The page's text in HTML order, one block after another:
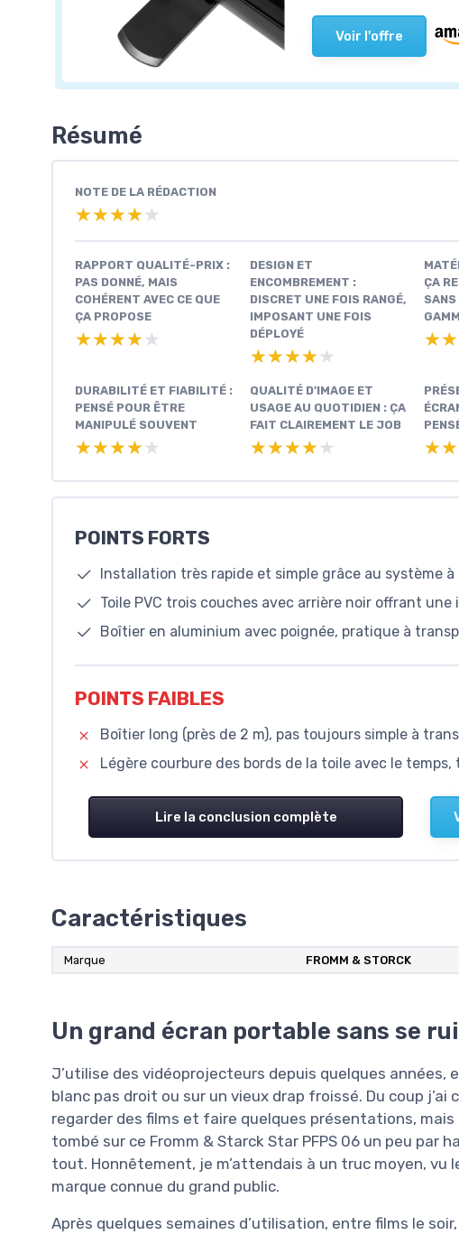
Voir l'offre
Résumé
NOTE DE LA RÉDACTION
★★★★★
★★★★★
RAPPORT QUALITÉ-PRIX :
PAS DONNÉ, MAIS
COHÉRENT AVEC CE QUE
ÇA PROPOSE
★★★★★
★★★★★
DESIGN ET
ENCOMBREMENT :
DISCRET UNE FOIS RANGÉ,
IMPOSANT UNE FOIS
DÉPLOYÉ
★★★★★
★★★★★
ÇA
DURABILITÉ ET FIABILITÉ :
PENSÉ POUR ÊTRE
MANIPULÉ SOUVENT
★★★★★
★★★★★
QUALITÉ D’IMAGE ET
USAGE AU QUOTIDIEN : ÇA
FAIT CLAIREMENT LE JOB
★★★★★
★★★★★
POINTS FORTS
Installation très rapide et simple grâce au système
Toile PVC trois couches avec arrière noir offrant une
Boîtier en aluminium avec poignée, pratique à
POINTS FAIBLES
Boîtier long (près de 2 m), pas toujours simple à
Légère courbure des bords de la toile avec le
Lire la conclusion complète
Caractéristiques
Marque FROMM & STORCK
Un grand écran portable sans se
J’utilise des vidéoprojecteurs depuis quelques années,
blanc pas droit ou sur un vieux drap froissé. Du coup
regarder des films et faire quelques présentations,
tombé sur ce Fromm & Starck Star PFPS 06 un peu par
tout. Honnêtement, je m’attendais à un truc moyen, vu
marque connue du grand public.
Après quelques semaines d’utilisation, entre films le